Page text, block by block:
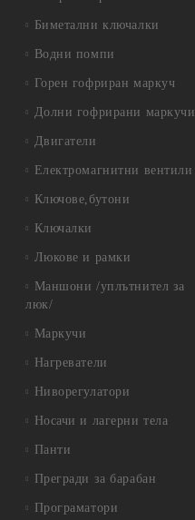
Биметални ключалки
Водни помпи
Горен гофриран маркуч
Долни гофрирани маркучи
Двигатели
Електромагнитни вентили
Ключове,бутони
Ключалки
Люкове и рамки
Маншони /уплътнител за
люк/
Маркучи
Нагреватели
Ниворегулатори
Носачи и лагерни тела
Панти
Прегради за барабан
Програматори